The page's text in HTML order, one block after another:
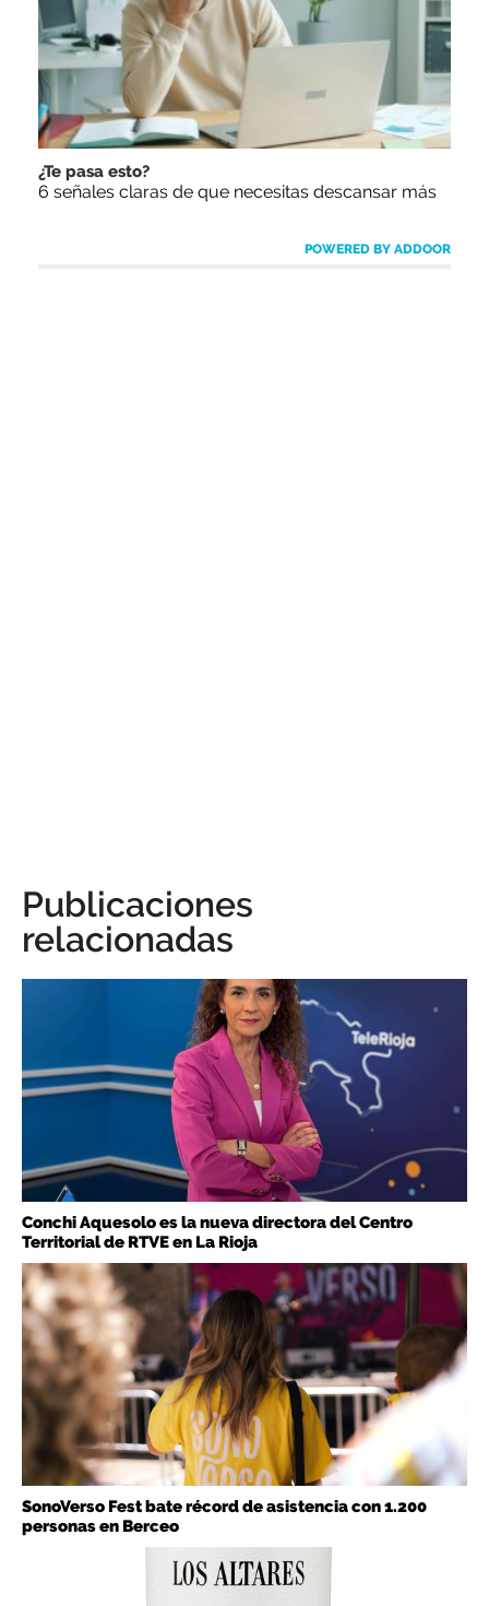
¿Te pasa esto?
6 señales claras de que necesitas descansar más
POWERED BY ADDOOR
Publicaciones
relacionadas
Conchi Aquesolo es la nueva directora del Centro
Territorial de RTVE en La Rioja
SonoVerso Fest bate récord de asistencia con 1.200
personas en Berceo